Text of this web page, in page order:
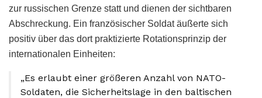
zur russischen Grenze statt und dienen der sichtbaren
Abschreckung. Ein französischer Soldat äußerte sich
positiv über das dort praktizierte Rotationsprinzip der
internationalen Einheiten:
„Es erlaubt einer größeren Anzahl von NATO-
Soldaten, die Sicherheitslage in den baltischen